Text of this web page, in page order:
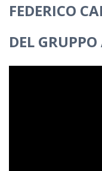
FEDERICO
DEL